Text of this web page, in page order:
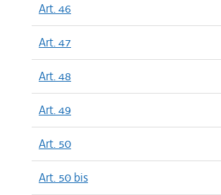
Art. 46
Art. 47
Art. 48
Art. 49
Art. 50
Art. 50 bis